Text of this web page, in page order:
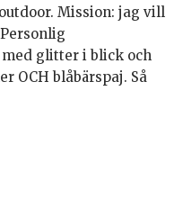
Mission: jag vill
glitter i blick och
OCH blåbärspaj. Så